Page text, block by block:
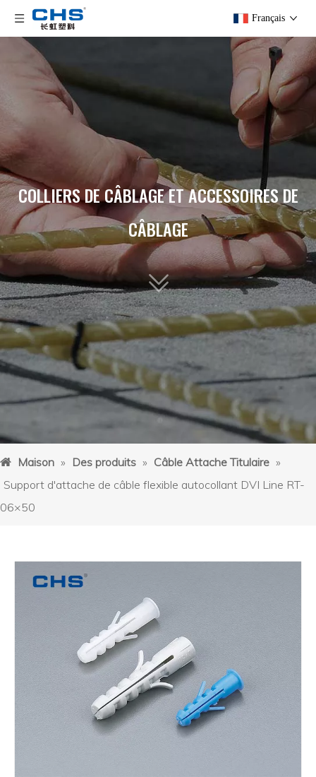
Français
COLLIERS DE CÂBLAGE ET ACCESSOIRES DE
CÂBLAGE
Maison » Des produits » Câble Attache Titulaire »
Support d'attache de câble flexible autocollant DVI Line RT-
06×50